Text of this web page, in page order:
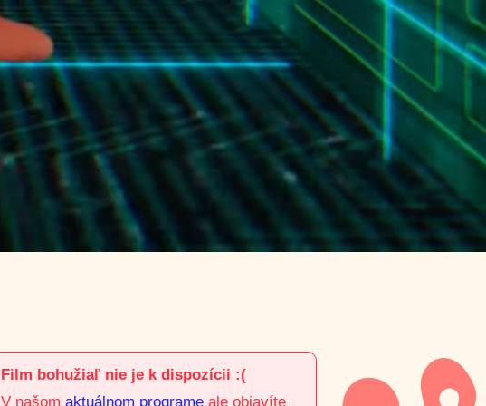
Film bohužiaľ nie je k dispozícii :(
V našom aktuálnom programe ale objavíte